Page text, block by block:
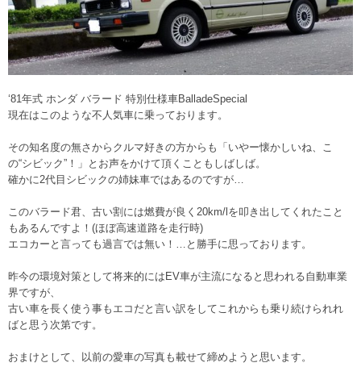
‘81年式 ホンダ バラード 特別仕様車BalladeSpecial
現在はこのような不人気車に乗っております。
その知名度の無さからクルマ好きの方からも「いやー懐かしいね、こ
の“シビック”！」とお声をかけて頂くこともしばしば。
確かに2代目シビックの姉妹車ではあるのですが…
このバラード君、古い割には燃費が良く20km/lを叩き出してくれたこと
もあるんですよ！(ほぼ高速道路を走行時)
エコカーと言っても過言では無い！…と勝手に思っております。
昨今の環境対策として将来的にはEV車が主流になると思われる自動車業
界ですが、
古い車を長く使う事もエコだと言い訳をしてこれからも乗り続けられれ
ばと思う次第です。
おまけとして、以前の愛車の写真も載せて締めようと思います。